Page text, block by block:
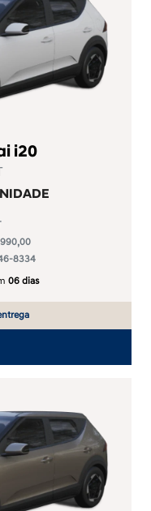
i20
3246-8334
06 dias